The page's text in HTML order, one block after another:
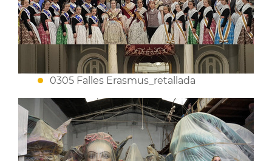
0305 Falles Erasmus_retallada